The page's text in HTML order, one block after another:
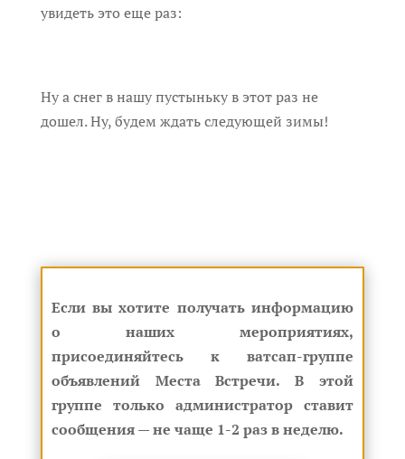
увидеть это еще раз:
Ну а снег в нашу пустыньку в этот раз не
дошел. Ну, будем ждать следующей зимы!
Если вы хотите получать информацию
о наших мероприятиях,
присоединяйтесь к ватсап-группе
объявлений Места Встречи. В этой
группе только администратор ставит
сообщения — не чаще 1-2 раз в неделю.